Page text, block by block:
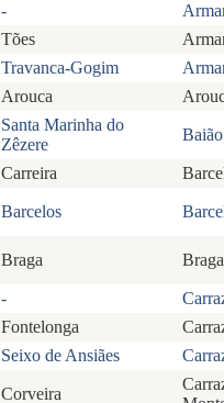
-
Tões
Travanca-Gogim
Arouca
Santa Marinha do
Zêzere
Baião
Carreira
Barcelos
Braga Braga
-
Fontelonga
Seixo de Ansiães
Corveira